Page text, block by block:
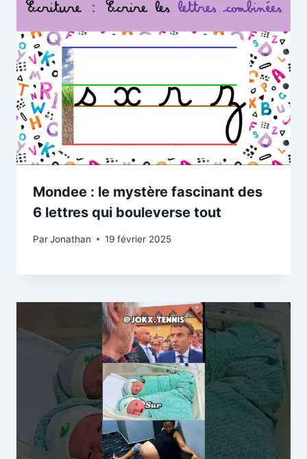
Mondee : le mystère fascinant des
6 lettres qui bouleverse tout
ParJonathan 19 février 2025